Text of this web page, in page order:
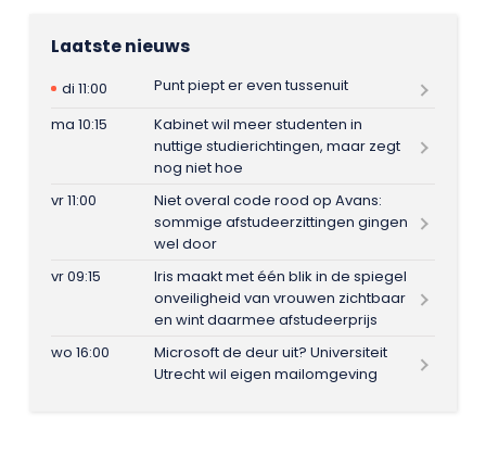
Laatste nieuws
di 11:00
Punt piept er even tussenuit
ma 10:15
Kabinet wil meer studenten in
nuttige studierichtingen, maar zegt
nog niet hoe
vr 11:00
Niet overal code rood op Avans:
sommige afstudeerzittingen gingen
wel door
vr 09:15
Iris maakt met één blik in de spiegel
onveiligheid van vrouwen zichtbaar
en wint daarmee afstudeerprijs
wo 16:00
Microsoft de deur uit? Universiteit
Utrecht wil eigen mailomgeving